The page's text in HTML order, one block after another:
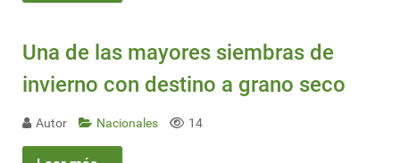
Una de las mayores siembras de
invierno con destino a grano seco
Autor Nacionales 14